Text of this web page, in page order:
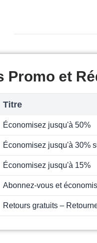
Promo et
Titre
Économisez jusqu'à 50%
Économisez jusqu'à 30%
Économisez jusqu'à 15%
Abonnez-vous et
Retours gratuits –